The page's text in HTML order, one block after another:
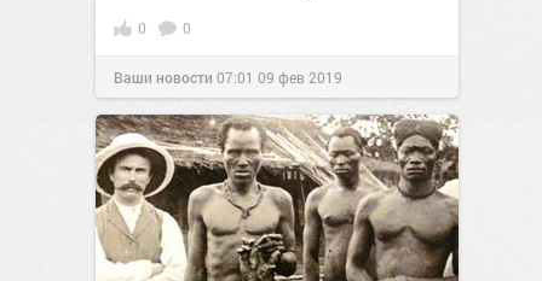
0 0
Ваши новости 07:01 09 фев 2019